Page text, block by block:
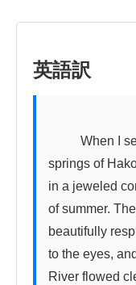
英語訳
springs of
in a jeweled
of summer.
beautifully
to the eyes,
River flowed